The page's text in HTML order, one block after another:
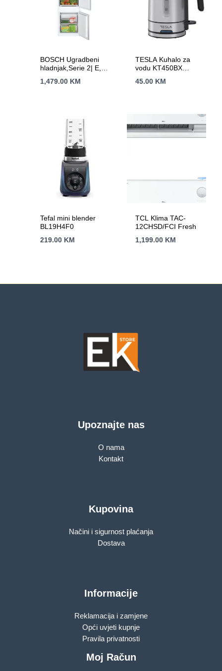
BOSCH Ugradbeni
hladnjak,Serie 2| E,
Airflow,177cmH:200L,
1,479.00 KM
TESLA Kuhalo za
vodu KT450BX
Siva
45.00 KM
Tefal mini blender
BL19H4F0
219.00 KM
TCL Klima TAC-
12CHSD/FCI Fresh
1,199.00 KM
Upoznajte nas
O nama
Kontakt
Kupovina
Načini i sigurnost plaćanja
Dostava
Informacije
Reklamacija i zamjene
Opći uvjeti kupnje
Pravila privatnosti
Moj Račun